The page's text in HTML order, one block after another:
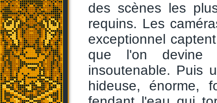
des scènes les
requins. Les
exceptionnel
que l'on devine
insoutenable. Puis
hideuse, énorme,